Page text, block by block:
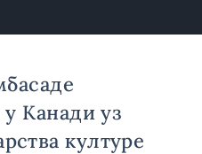
Канади уз
културе